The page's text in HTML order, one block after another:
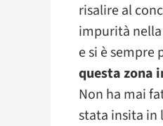
risalire al
impurità
e si è
questa zona
Non ha mai
stata insita in